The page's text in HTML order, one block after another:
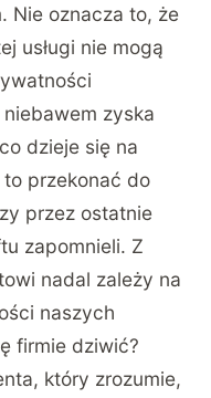
Nie oznacza to, że
usługi nie mogą
zyska
dzieje się na
przekonać do
przez ostatnie
zapomnieli. Z
nadal zależy na
naszych
firmie dziwić?
który zrozumie,